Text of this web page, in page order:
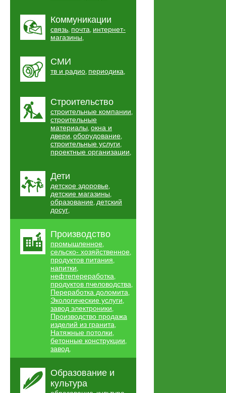
Коммуникации
связь, почта, интернет-
магазины,
СМИ
тв и радио, периодика,
Строительство
строительные компании,
строительные
материалы, окна и
двери, оборудование,
строительные услуги,
проектные организации,
Дети
детское здоровье,
детские магазины,
образование, детский
досуг,
Производство
промышленное,
сельско- хозяйственное,
продуктов питания,
напитки,
нефтепереработка,
продуктов пчеловодства,
Переработка доломита,
Экологические услуги,
завод электроники,
Производство продажа
изделий из гранита,
Натяжные потолки,
бетонные конструкции,
завод,
Образование и
культура